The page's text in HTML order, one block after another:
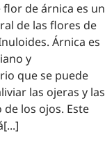
flor de árnica es un
de las flores de
Árnica es
y
que se puede
las ojeras y las
de los ojos. Este